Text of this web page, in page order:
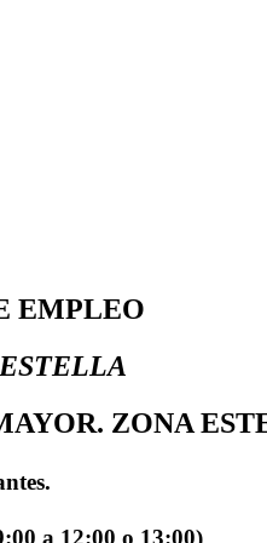
EMPLEO
ZONA